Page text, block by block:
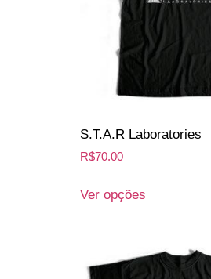
S.T.A.R Laboratories
R$70.00
Ver opções